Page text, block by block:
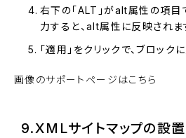
右下の「ALT」がalt属性の項目
力すると、alt属性に反映されま
「適用」をクリックで、ブロック
画像のサポートページはこちら
9.XMLサイトマップの設置